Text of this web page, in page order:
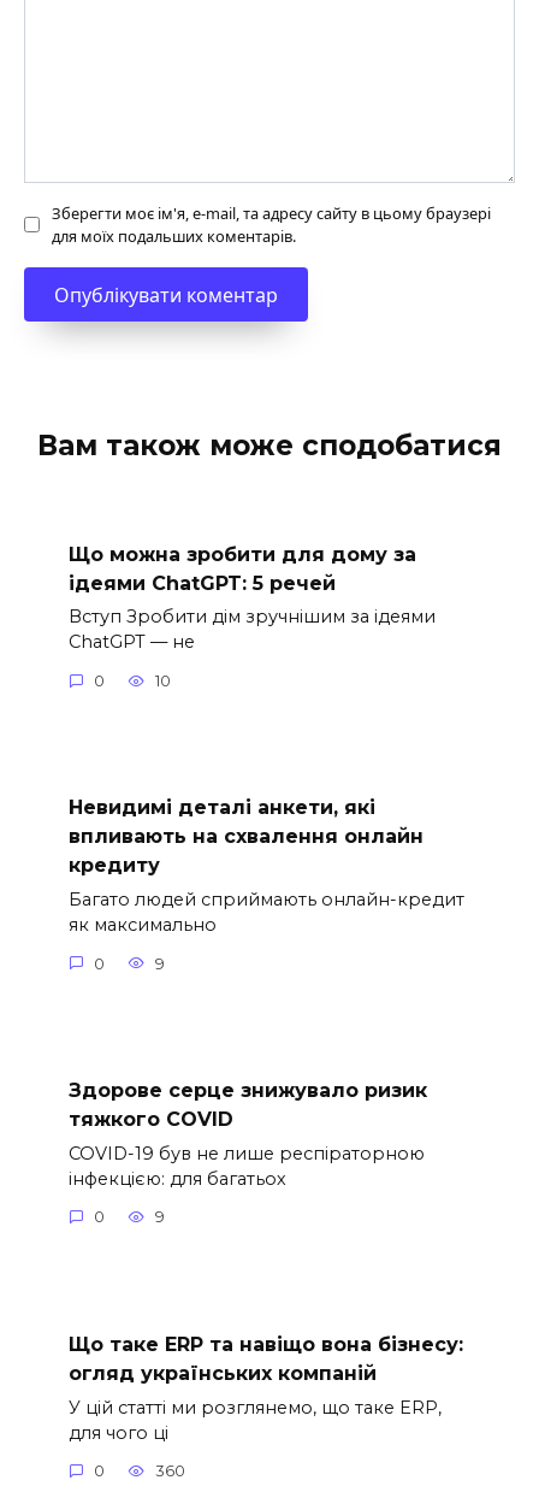
Зберегти моє ім'я, e-mail, та адресу сайту в цьому браузері
для моїх подальших коментарів.
Вам також може сподобатися
Що можна зробити для дому за
ідеями ChatGPT: 5 речей
Вступ Зробити дім зручнішим за ідеями
ChatGPT — не
0 10
Невидимі деталі анкети, які
впливають на схвалення онлайн
кредиту
Багато людей сприймають онлайн-кредит
як максимально
0 9
Здорове серце знижувало ризик
тяжкого COVID
COVID-19 був не лише респіраторною
інфекцією: для багатьох
0 9
Що таке ERP та навіщо вона бізнесу:
огляд українських компаній
У цій статті ми розглянемо, що таке ERP,
для чого ці
0 360